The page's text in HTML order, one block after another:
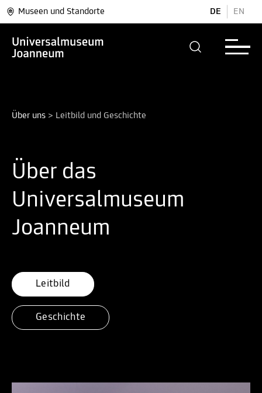
Museen und Standorte DE EN
Über uns > Leitbild und Geschichte
Über das
Universalmuseum
Joanneum
Leitbild
Geschichte